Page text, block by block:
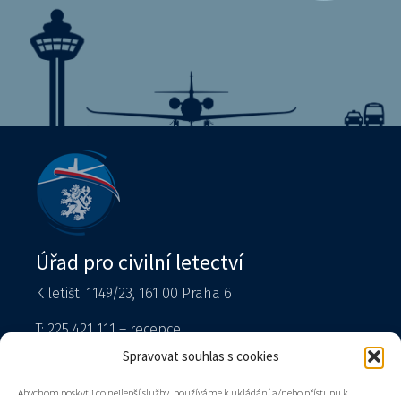
Spravovat souhlas s cookies
Úřad pro civilní letectví
K letišti 1149/23, 161 00 Praha 6
T: 225 421 111 – recepce
podatelna@caa.gov.cz